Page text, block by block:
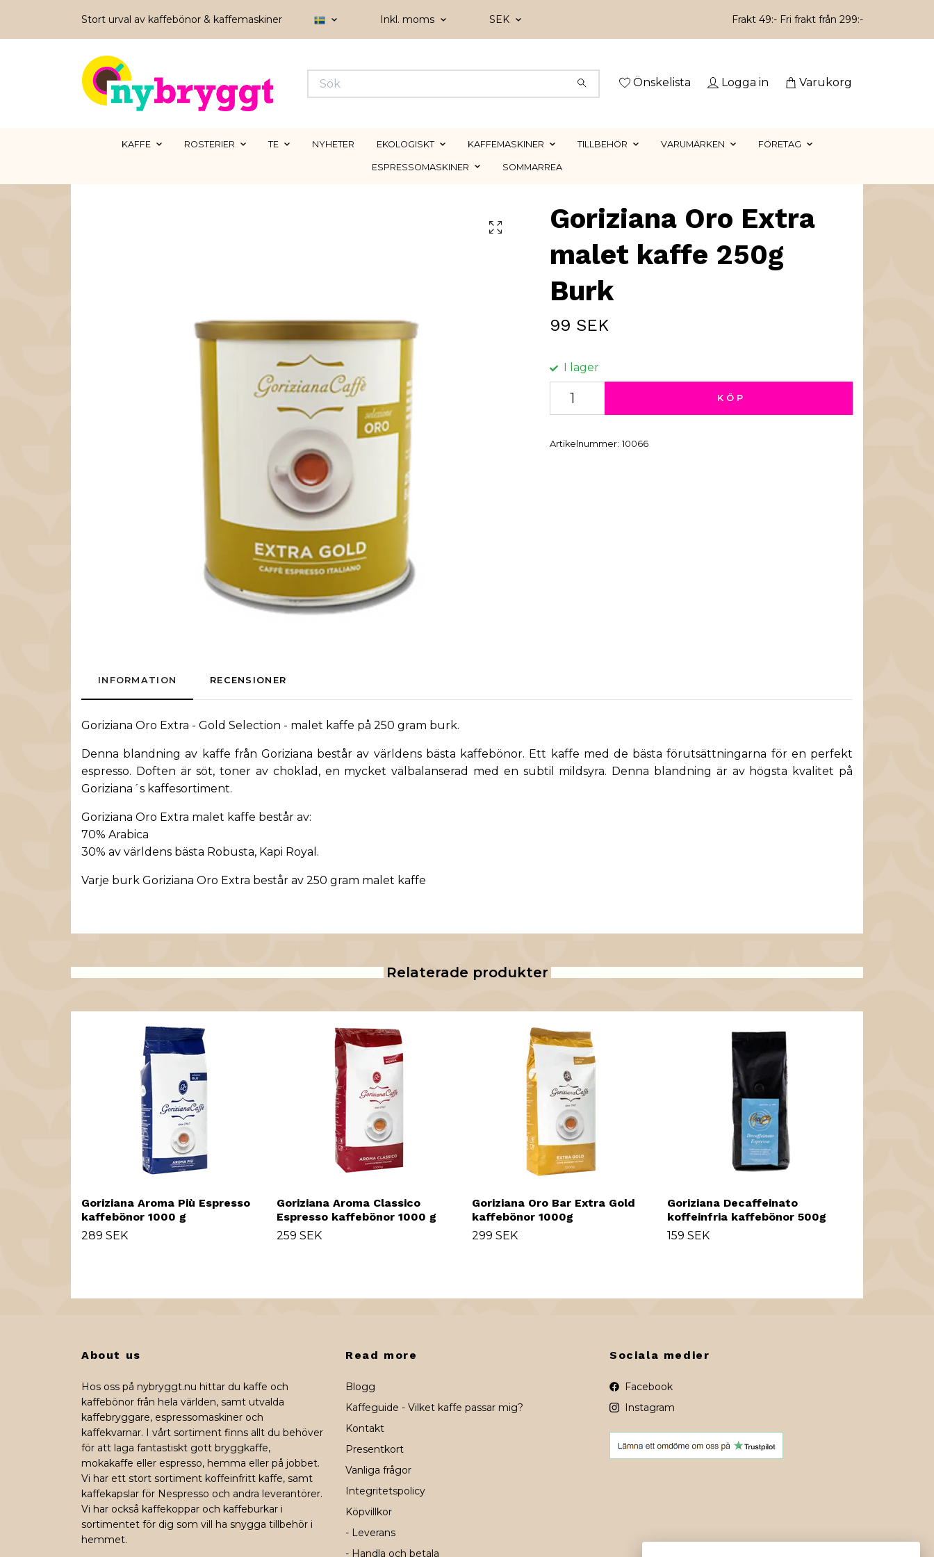
Stort urval av kaffebönor & kaffemaskiner Inkl. moms SEK Frakt 49:- Fri frakt från 299:-
Önskelista Logga in Varukorg
KAFFE ROSTERIER TE NYHETER EKOLOGISKT KAFFEMASKINER TILLBEHÖR VARUMÄRKEN FÖRETAG
ESPRESSOMASKINER SOMMARREA
Goriziana Oro Extra
malet kaffe 250g
Burk
99 SEK
I lager
KÖP
Artikelnummer: 10066
INFORMATION RECENSIONER
Goriziana Oro Extra - Gold Selection - malet kaffe på 250 gram burk.
Denna blandning av kaffe från Goriziana består av världens bästa kaffebönor. Ett kaffe med de bästa förutsättningarna för en perfekt
espresso. Doften är söt, toner av choklad, en mycket välbalanserad med en subtil mildsyra. Denna blandning är av högsta kvalitet på
Goriziana ´s kaffesortiment.
Goriziana Oro Extra malet kaffe består av:
70% Arabica
30% av världens bästa Robusta, Kapi Royal.
Varje burk Goriziana Oro Extra består av 250 gram malet kaffe
Relaterade produkter
Goriziana Aroma Più Espresso
kaffebönor 1000 g
289 SEK
Goriziana Aroma Classico
Espresso kaffebönor 1000 g
259 SEK
Goriziana Oro Bar Extra Gold
kaffebönor 1000g
299 SEK
Goriziana Decaffeinato
koffeinfria kaffebönor 500g
159 SEK
About us
Hos oss på nybryggt.nu hittar du kaffe och
kaffebönor från hela världen, samt utvalda
kaffebryggare, espressomaskiner och
kaffekvarnar. I vårt sortiment finns allt du behöver
för att laga fantastiskt gott bryggkaffe,
mokakaffe eller espresso, hemma eller på jobbet.
Vi har ett stort sortiment koffeinfritt kaffe, samt
kaffekapslar för Nespresso och andra leverantörer.
Vi har också kaffekoppar och kaffeburkar i
sortimentet för dig som vill ha snygga tillbehör i
hemmet.
Read more
Blogg
Kaffeguide - Vilket kaffe passar mig?
Kontakt
Presentkort
Vanliga frågor
Integritetspolicy
Köpvillkor
- Leverans
- Handla och betala
Sociala medier
Facebook
Instagram